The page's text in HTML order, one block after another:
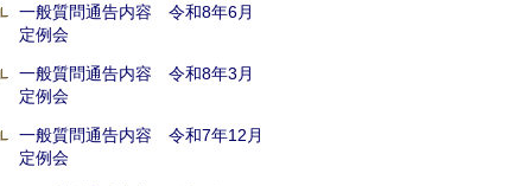
一般質問通告内容 令和8年6月
定例会
一般質問通告内容 令和8年3月
定例会
一般質問通告内容 令和7年12月
定例会